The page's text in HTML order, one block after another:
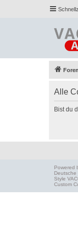
Alle
Bist du
Powered
Deutsche
Style
Custom